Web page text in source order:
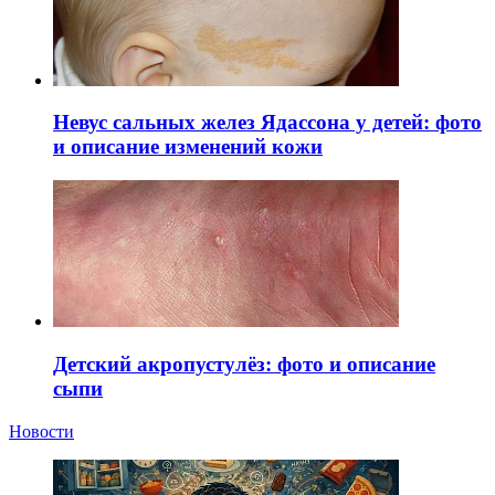
Невус сальных желез Ядассона у детей: фото
и описание изменений кожи
Детский акропустулёз: фото и описание
сыпи
Новости